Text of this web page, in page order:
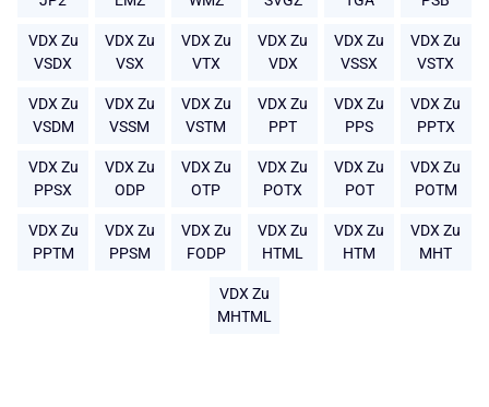
VDX Zu
VSDX
VDX Zu
VSX
VDX Zu
VTX
VDX Zu
VDX
VDX Zu
VSSX
VDX Zu
VSTX
VDX Zu
VSDM
VDX Zu
VSSM
VDX Zu
VSTM
VDX Zu
PPT
VDX Zu
PPS
VDX Zu
PPTX
VDX Zu
PPSX
VDX Zu
ODP
VDX Zu
OTP
VDX Zu
POTX
VDX Zu
POT
VDX Zu
POTM
VDX Zu
PPTM
VDX Zu
PPSM
VDX Zu
FODP
VDX Zu
HTML
VDX Zu
HTM
VDX Zu
MHT
VDX Zu
MHTML